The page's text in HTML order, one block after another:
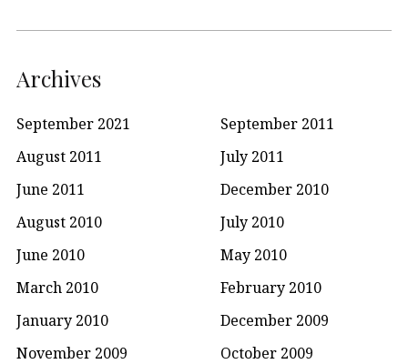
Archives
September 2021
September 2011
August 2011
July 2011
June 2011
December 2010
August 2010
July 2010
June 2010
May 2010
March 2010
February 2010
January 2010
December 2009
November 2009
October 2009